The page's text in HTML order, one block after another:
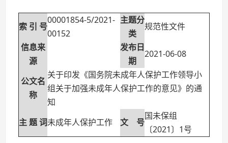
索 引 号
00001854-5/2021-
00152
主题分
类
规范性文件
信息来
源
发布日
期
2021-06-08
公文名
称
关于印发《国务院未成年人保护工作领导小
组关于加强未成年人保护工作的意见》的通
知
主 题 词未成年人保护工作 文 号
国未保组
〔2021〕1号